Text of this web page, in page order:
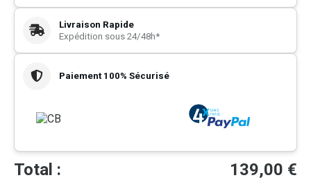
Livraison Rapide
Expédition sous 24/48h*
Paiement 100% Sécurisé
Total : 139,00 €